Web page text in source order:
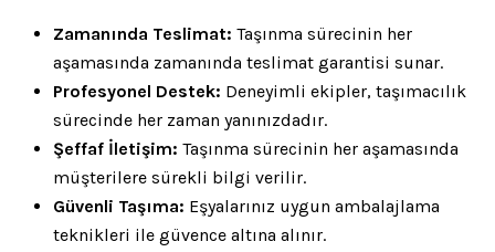
Zamanında Teslimat: Taşınma sürecinin her
aşamasında zamanında teslimat garantisi sunar.
Profesyonel Destek: Deneyimli ekipler, taşımacılık
sürecinde her zaman yanınızdadır.
Şeffaf İletişim: Taşınma sürecinin her aşamasında
müşterilere sürekli bilgi verilir.
Güvenli Taşıma: Eşyalarınız uygun ambalajlama
teknikleri ile güvence altına alınır.